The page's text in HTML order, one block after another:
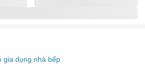
gia dụng nhà bếp